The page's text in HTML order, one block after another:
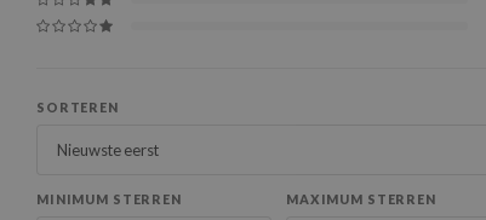
SORTEREN
MINIMUM STERREN MAXIMUM STERREN